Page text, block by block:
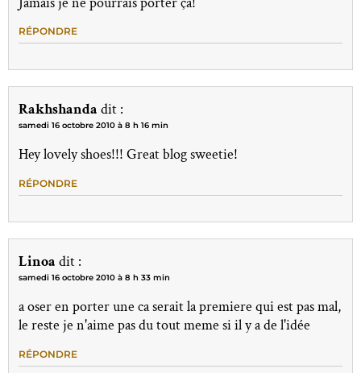
RÉPONDRE
Rakhshanda dit :
samedi 16 octobre 2010 à 8 h 16 min
Hey lovely shoes!!! Great blog sweetie!
RÉPONDRE
Linoa dit :
samedi 16 octobre 2010 à 8 h 33 min
a oser en porter une ca serait la premiere qui est pas mal,
le reste je n'aime pas du tout meme si il y a de l'idée
RÉPONDRE